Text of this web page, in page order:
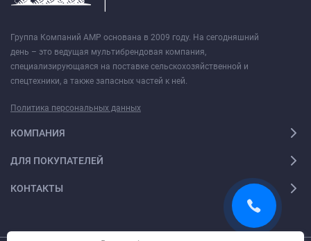
Группа Компаний АМР основана в 2009 году. На сегодняшний
день – это ведущая мультибрендовая компания,
специализирующаяся на поставке сельскохозяйственной и
спецтехники, а также запасных частей к ней.
Политика персональных данных
КОМПАНИЯ
ДЛЯ ПОКУПАТЕЛЕЙ
КОНТАКТЫ